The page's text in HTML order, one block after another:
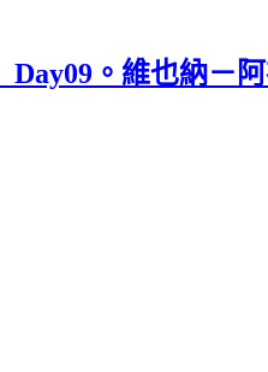
Day09。維也納－